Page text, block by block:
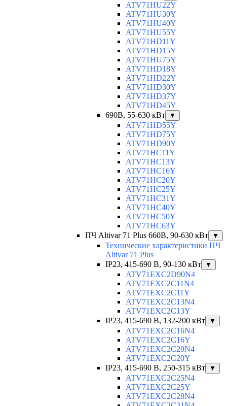
ATV71HU22Y
ATV71HU30Y
ATV71HU40Y
ATV71HU55Y
ATV71HD11Y
ATV71HD15Y
ATV71HU75Y
ATV71HD18Y
ATV71HD22Y
ATV71HD30Y
ATV71HD37Y
ATV71HD45Y
690В, 55-630 кВт
▼
ATV71HD55Y
ATV71HD75Y
ATV71HD90Y
ATV71HC11Y
ATV71HC13Y
ATV71HC16Y
ATV71HC20Y
ATV71HC25Y
ATV71HC31Y
ATV71HC40Y
ATV71HC50Y
ATV71HC63Y
ПЧ Altivar 71 Plus 660В, 90-630 кВт
▼
Технические характеристики ПЧ
Altivar 71 Plus
IP23, 415-690 B, 90-130 кВт
▼
ATV71EXC2D90N4
ATV71EXC2C11N4
ATV71EXC2C11Y
ATV71EXC2C13N4
ATV71EXC2C13Y
IP23, 415-690 B, 132-200 кВт
▼
ATV71EXC2C16N4
ATV71EXC2C16Y
ATV71EXC2C20N4
ATV71EXC2C20Y
IP23, 415-690 B, 250-315 кВт
▼
ATV71EXC2C25N4
ATV71EXC2C25Y
ATV71EXC2C28N4